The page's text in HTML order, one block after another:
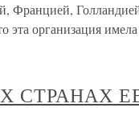
Францией,
эта организация
СТРАНАХ